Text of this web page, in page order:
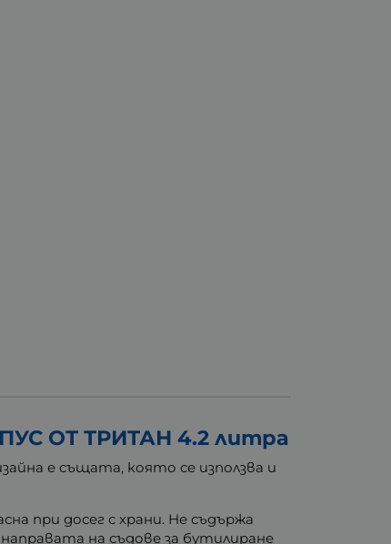
ОТ ТРИТАН 4.2 литра
е същата, която се използва и
при досег с храни. Не съдържа
на съдове за бутилиране